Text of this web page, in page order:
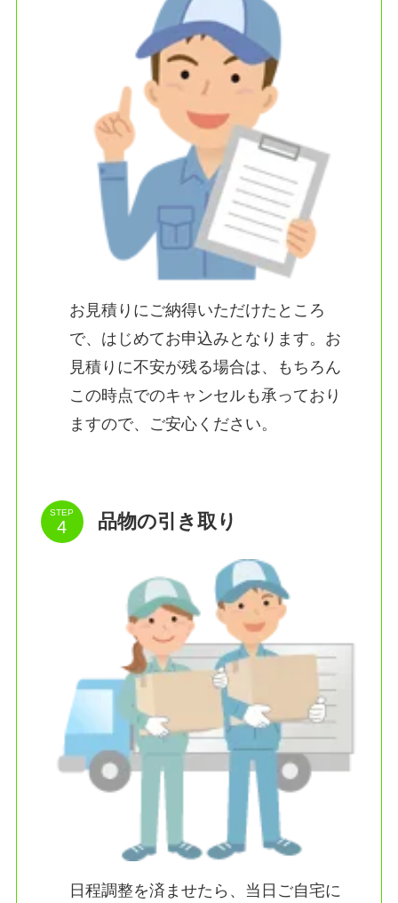
お見積りにご納得いただけたところ
で、はじめてお申込みとなります。お
見積りに不安が残る場合は、もちろん
この時点でのキャンセルも承っており
ますので、ご安心ください。
STEP 品物の引き取り
日程調整を済ませたら、当日ご自宅に